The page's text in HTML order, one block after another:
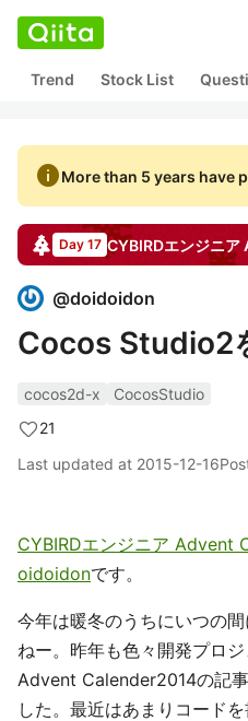
Trend Stock List
infoMore than 5 years have
Day 17 CYBIRDエンジニア
@doidoidon
Cocos Studio2
cocos2d-x
CocosStudio
21
Last updated at 2015-12-16
CYBIRDエンジニア Advent
oidoidonです。
今年は暖冬のうちにいつの
ねー。昨年も色々開発プロジ
Advent Calender2014の記
した。最近はあまりコード